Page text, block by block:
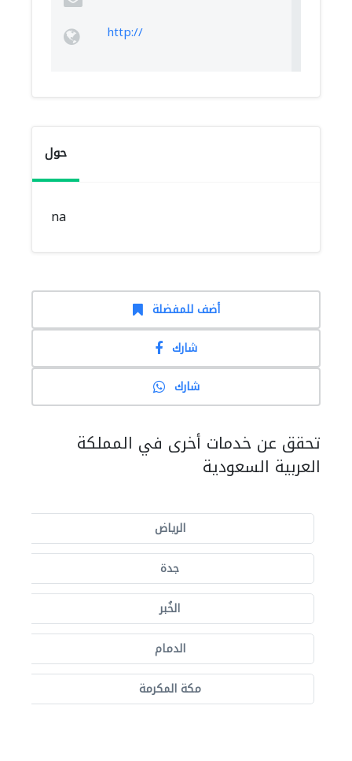
http://
حول
na
أضف للمفضلة
شارك
شارك
تحقق عن خدمات أخرى في المملكة
العربية السعودية
الرياض
جدة
الخُبر
الدمام
مكة المكرمة